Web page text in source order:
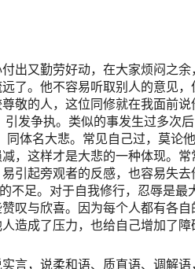
出又勤劳好动，在大家烦闷之余
了。他不容易听取别人的意见
敬的人，这位同修就在我面前
发争执。类似的事发生过多次
体名大悲。常见自己过，莫论
，这样才是大悲的一种体现。常
引起旁观者的反感，也容易失
不足。对于自我修行，忍辱是最
叹与欣喜。因为每个人都有各
造成了压力，也给自己增加了障
言，说柔和语、质直语、调解